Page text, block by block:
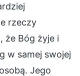
rzeczy
że Bóg żyje i
w samej swojej
Jego